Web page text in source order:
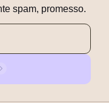
spam, promesso.